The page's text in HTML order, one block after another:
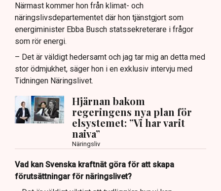
Närmast kommer hon från klimat- och
näringslivsdepartementet där hon tjänstgjort som
energiminister Ebba Busch statssekreterare i frågor
som rör energi.
– Det är väldigt hedersamt och jag tar mig an detta med
stor ödmjukhet, säger hon i en exklusiv intervju med
Tidningen Näringslivet.
Hjärnan bakom
regeringens nya plan för
elsystemet: ”Vi har varit
naiva”
Näringsliv
Vad kan Svenska kraftnät göra för att skapa
förutsättningar för näringslivet?